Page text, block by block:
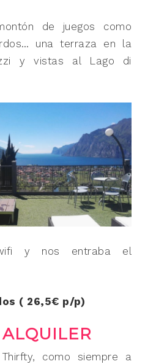
de juegos como
una terraza en la
y vistas al Lago di
y nos entraba el
( 26,5€ p/p)
como siempre a